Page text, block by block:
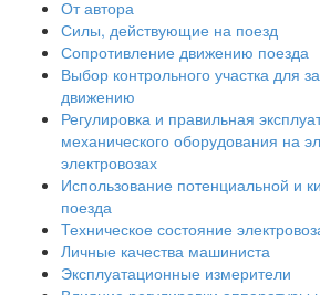
От автора
Силы, действующие на поезд
Сопротивление движению поезда
Выбор контрольного участка для
движению
Регулировка и правильная
механического оборудования на
электровозах
Использование потенциальной и
поезда
Техническое состояние
Личные качества машиниста
Эксплуатационные измерители